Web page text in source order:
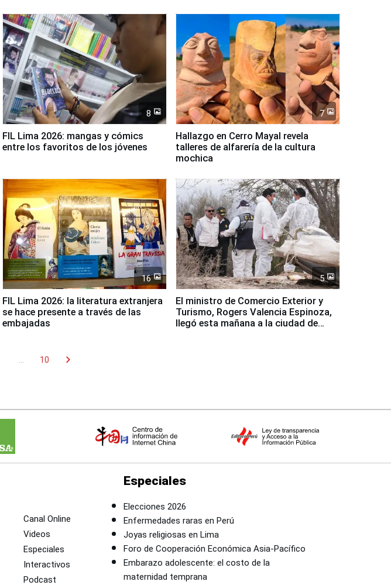
8
FIL Lima 2026: mangas y cómics
entre los favoritos de los jóvenes
7
Hallazgo en Cerro Mayal revela
talleres de alfarería de la cultura
mochica
16
FIL Lima 2026: la literatura extranjera
se hace presente a través de las
embajadas
5
El ministro de Comercio Exterior y
Turismo, Rogers Valencia Espinoza,
llegó esta mañana a la ciudad de
10 chevron_right
Canal Online
Videos
Especiales
Interactivos
Podcast
Especiales
Elecciones 2026
Enfermedades raras en Perú
Joyas religiosas en Lima
Foro de Cooperación Económica Asia-Pacífico
Embarazo adolescente: el costo de la
maternidad temprana